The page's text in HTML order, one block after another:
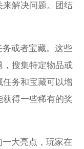
解决问题。团结
或者宝藏。这些
搜集特定物品或
务和宝藏可以增
得一些稀有的奖
大亮点，玩家在